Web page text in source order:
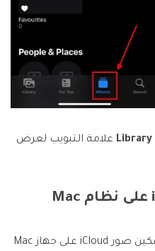
Library علامة التبويب لعرض
مثل iPhone و iPad، يجب عليك تمكين صور iCloud على جهاز Mac